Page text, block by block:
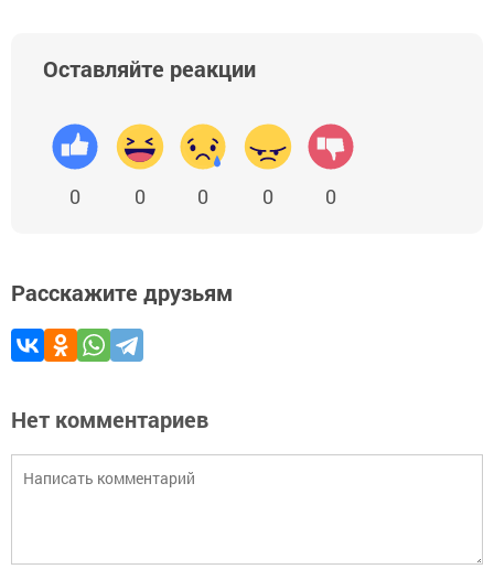
Оставляйте реакции
0 0 0 0 0
Расскажите друзьям
Нет комментариев